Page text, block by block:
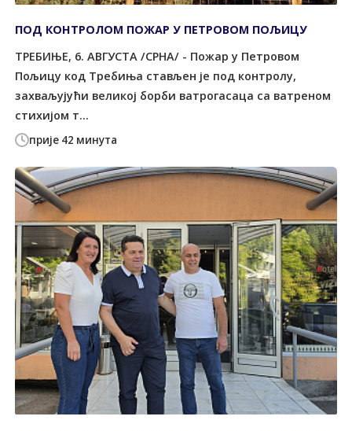
прије 42 минута
ПОД КОНTРОЛОМ ПОЖАР У ПЕTРОВОМ ПОЉИЦУ
ТРЕБИЊЕ, 6. АВГУСТА /СРНА/ - Пожар у Петровом
Пољицу код Tребиња стављен је под контролу,
захваљујући великој борби ватрогасаца са ватреном
стихијом т...